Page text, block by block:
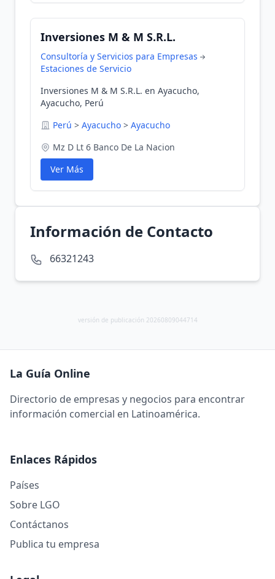
Inversiones M & M S.R.L.
Consultoría y Servicios para Empresas
Estaciones de Servicio
Inversiones M & M S.R.L. en Ayacucho,
Ayacucho, Perú
Perú > Ayacucho > Ayacucho
Mz D Lt 6 Banco De La Nacion
Ver Más
Información de Contacto
66321243
versión de publicación 20260809044714
La Guía Online
Directorio de empresas y negocios para encontrar
información comercial en Latinoamérica.
Enlaces Rápidos
Países
Sobre LGO
Contáctanos
Publica tu empresa